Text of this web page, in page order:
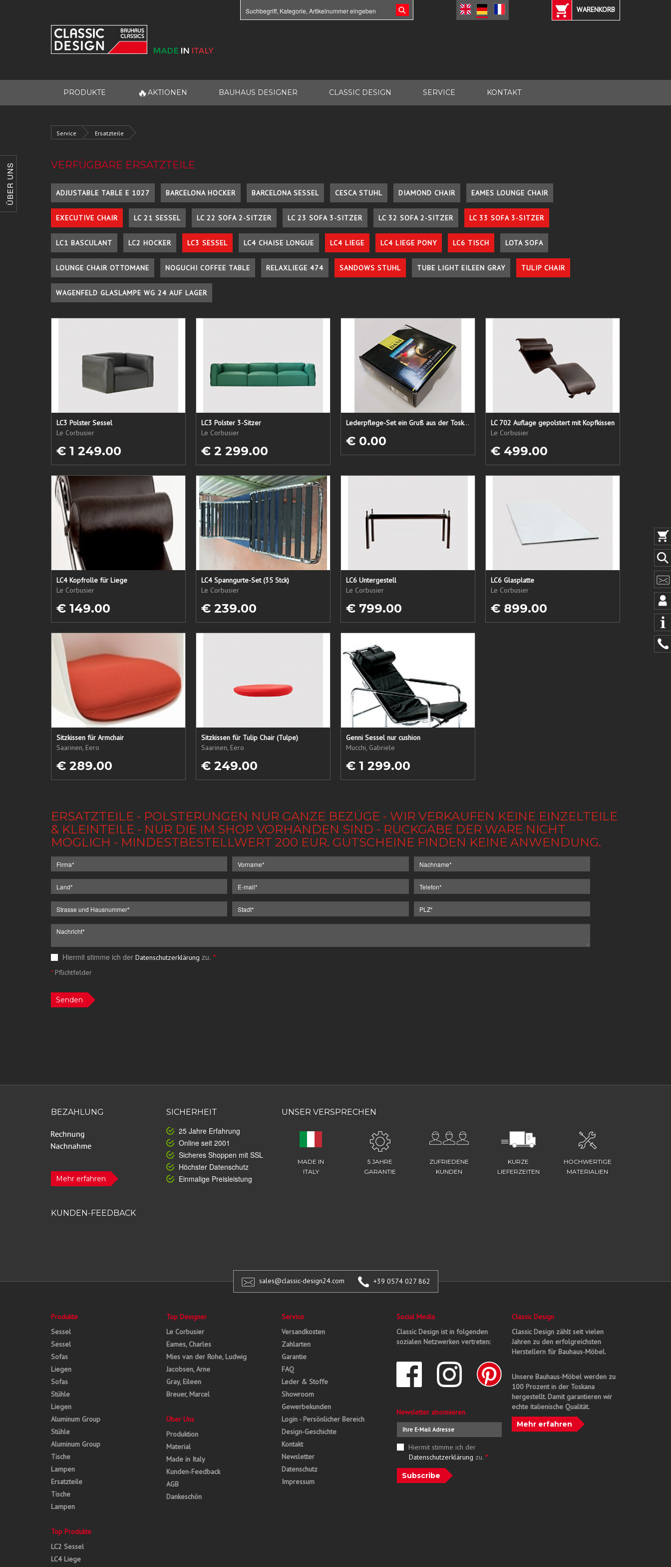
ÜBER UNS
WARENKORB
PRODUKTE 🔥 AKTIONEN BAUHAUS DESIGNER CLASSIC DESIGN SERVICE KONTAKT
Service Ersatzteile
VERFÜGBARE ERSATZTEILE
ADJUSTABLE TABLE E 1027 BARCELONA HOCKER BARCELONA SESSEL CESCA STUHL DIAMOND CHAIR EAMES LOUNGE CHAIR
EXECUTIVE CHAIR LC 21 SESSEL LC 22 SOFA 2-SITZER LC 23 SOFA 3-SITZER LC 32 SOFA 2-SITZER LC 33 SOFA 3-SITZER
LC1 BASCULANT LC2 HOCKER LC3 SESSEL LC4 CHAISE LONGUE LC4 LIEGE LC4 LIEGE PONY LC6 TISCH LOTA SOFA
LOUNGE CHAIR OTTOMANE NOGUCHI COFFEE TABLE RELAXLIEGE 474 SANDOWS STUHL TUBE LIGHT EILEEN GRAY TULIP CHAIR
WAGENFELD GLASLAMPE WG 24 AUF LAGER
LC3 Polster Sessel
Le Corbusier
€ 1 249.00
LC3 Polster 3-Sitzer
Le Corbusier
€ 2 299.00
Lederpflege-Set ein Gruß aus der Toskana...
€ 0.00
LC 702 Auflage gepolstert mit Kopfkissen
Le Corbusier
€ 499.00
LC4 Kopfrolle für Liege
Le Corbusier
€ 149.00
LC4 Spanngurte-Set (35 Stck)
Le Corbusier
€ 239.00
LC6 Untergestell
Le Corbusier
€ 799.00
LC6 Glasplatte
Le Corbusier
€ 899.00
Sitzkissen für Armchair
Saarinen, Eero
€ 289.00
Sitzkissen für Tulip Chair (Tulpe)
Saarinen, Eero
€ 249.00
Genni Sessel nur cushion
Mucchi, Gabriele
€ 1 299.00
ERSATZTEILE - POLSTERUNGEN NUR GANZE BEZÜGE - WIR VERKAUFEN KEINE EINZELTEILE
& KLEINTEILE - NUR DIE IM SHOP VORHANDEN SIND - RÜCKGABE DER WARE NICHT
MÖGLICH - MINDESTBESTELLWERT 200 EUR. GUTSCHEINE FINDEN KEINE ANWENDUNG.
Hiermit stimme ich der Datenschutzerklärung zu. *
*Pflichtfelder
Senden
BEZAHLUNG
Mehr erfahren
SICHERHEIT
25 Jahre Erfahrung
Online seit 2001
Sicheres Shoppen mit SSL
Höchster Datenschutz
Einmalige Preisleistung
UNSER VERSPRECHEN
MADE IN
ITALY
5 JAHRE
GARANTIE
ZUFRIEDENE
KUNDEN
KURZE
LIEFERZEITEN
HOCHWERTIGE
MATERIALIEN
KUNDEN-FEEDBACK
sales@classic-design24.com +39 0574 027 862
Produkte
Sessel
Sessel
Sofas
Liegen
Sofas
Stühle
Liegen
Aluminum Group
Stühle
Aluminum Group
Tische
Lampen
Ersatzteile
Tische
Lampen
Top Produkte
LC2 Sessel
LC4 Liege
Top Designer
Le Corbusier
Eames, Charles
Mies van der Rohe, Ludwig
Jacobsen, Arne
Gray, Eileen
Breuer, Marcel
Über Uns
Produktion
Material
Made in Italy
Kunden-Feedback
AGB
Dankeschön
Service
Versandkosten
Zahlarten
Garantie
FAQ
Leder & Stoffe
Showroom
Gewerbekunden
Login - Persönlicher Bereich
Design-Geschichte
Kontakt
Newsletter
Datenschutz
Impressum
Social Media
Classic Design ist in folgenden
sozialen Netzwerken vertreten:
Newsletter abonnieren
Hiermit stimme ich der
Datenschutzerklärung zu. *
Subscribe
Classic Design
Classic Design zählt seit vielen
Jahren zu den erfolgreichsten
Herstellern für Bauhaus-Möbel.
Unsere Bauhaus-Möbel werden zu
100 Prozent in der Toskana
hergestellt. Damit garantieren wir
echte italienische Qualität.
Mehr erfahren